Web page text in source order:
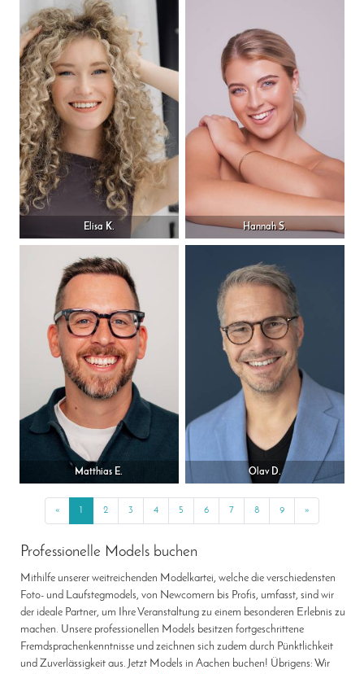
Elisa K. Hannah S.
Matthias E. Olav D.
« Previous
1 2 3 4 5 6 7 8 9 »
Professionelle Models buchen
Mithilfe unserer weitreichenden Modelkartei, welche die verschiedensten
Foto- und Laufstegmodels, von Newcomern bis Profis, umfasst, sind wir
der ideale Partner, um Ihre Veranstaltung zu einem besonderen Erlebnis zu
machen. Unsere professionellen Models besitzen fortgeschrittene
Fremdsprachenkenntnisse und zeichnen sich zudem durch Pünktlichkeit
und Zuverlässigkeit aus. Jetzt Models in Aachen buchen! Übrigens: Wir